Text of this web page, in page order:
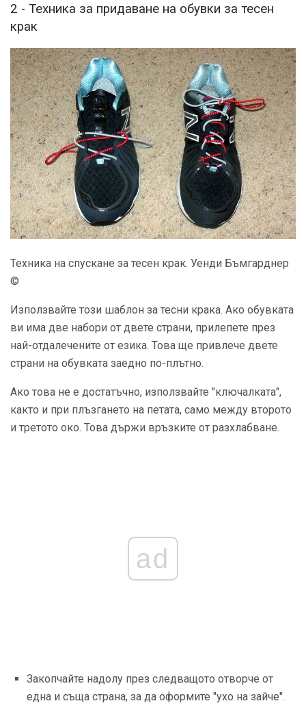
2 - Техника за придаване на обувки за тесен
крак
Техника на спускане за тесен крак. Уенди Бъмгарднер
©
Използвайте този шаблон за тесни крака. Ако обувката
ви има две набори от двете страни, прилепете през
най-отдалечените от езика. Това ще привлече двете
страни на обувката заедно по-плътно.
Ако това не е достатъчно, използвайте "ключалката",
както и при плъзгането на петата, само между второто
и третото око. Това държи връзките от разхлабване.
ad
Закопчайте надолу през следващото отворче от
една и съща страна, за да оформите "ухо на зайче".